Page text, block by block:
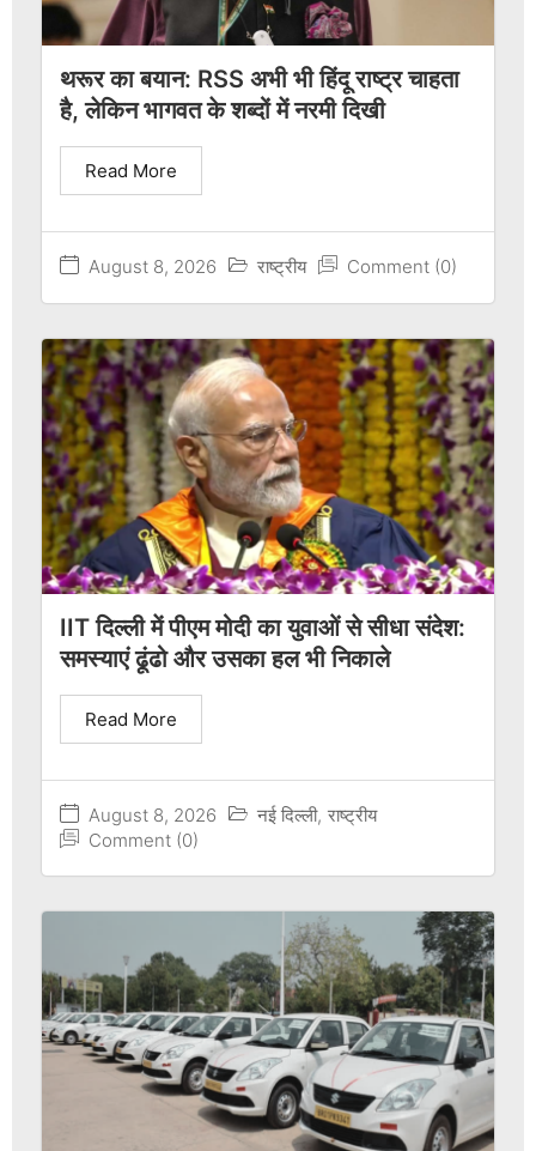
थरूर का बयान: RSS अभी भी हिंदू राष्ट्र चाहता
है, लेकिन भागवत के शब्दों में नरमी दिखी
August 8, 2026 राष्ट्रीय Comment (0)
Read More
IIT दिल्ली में पीएम मोदी का युवाओं से सीधा संदेश:
समस्याएं ढूंढो और उसका हल भी निकाले
August 8, 2026 नई दिल्ली, राष्ट्रीय
Comment (0)
Read More